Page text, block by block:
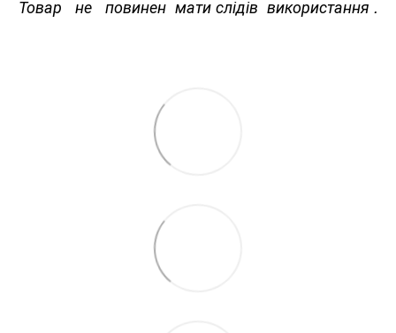
Товар не повинен мати слідів використання .